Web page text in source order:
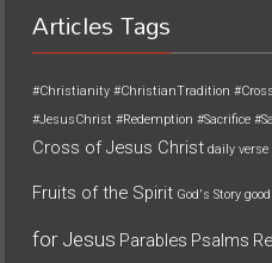
Articles Tags
#Christianity #ChristianTradition #Cross
#JesusChrist #Redemption #Sacrifice
Cross of Jesus Christ daily verse
Fruits of the Spirit God's Story
for Jesus Parables Psalms